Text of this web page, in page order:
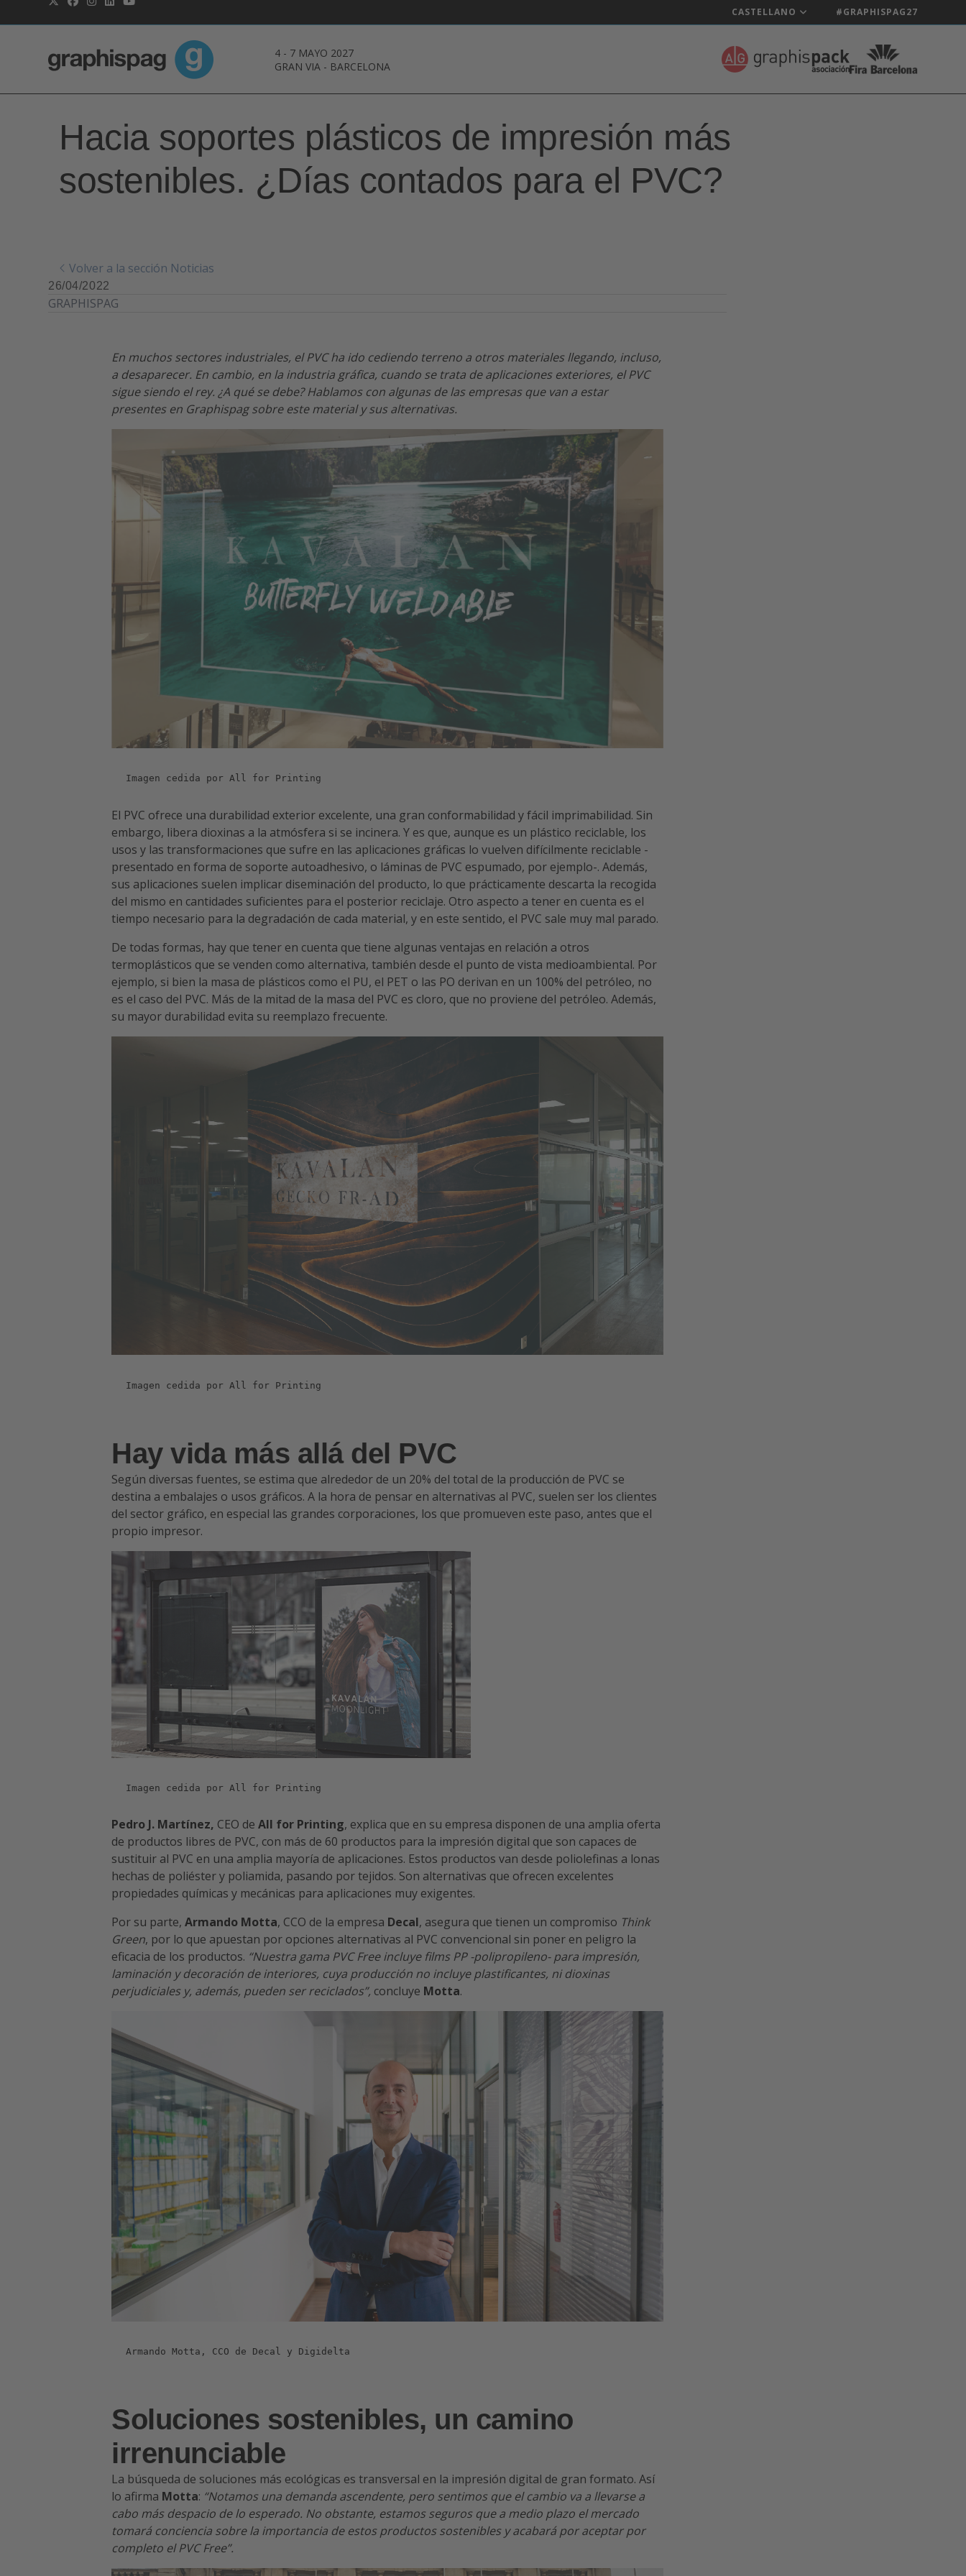
CASTELLANO #GRAPHISPAG27
4- 7 MAYO 2027
GRAN VIA - BARCELONA
Hacia soportes plásticos de impresión más
sostenibles. ¿Días contados para el PVC?
Volver a la sección Noticias
26/04/2022
GRAPHISPAG
En muchos sectores industriales, el PVC ha ido cediendo terreno a otros materiales llegando, incluso,
a desaparecer. En cambio, en la industria gráfica, cuando se trata de aplicaciones exteriores, el PVC
sigue siendo el rey. ¿A qué se debe? Hablamos con algunas de las empresas que van a estar
presentes en Graphispag sobre este material y sus alternativas.
Imagen cedida por All for Printing
El PVC ofrece una durabilidad exterior excelente, una gran conformabilidad y fácil imprimabilidad. Sin
embargo, libera dioxinas a la atmósfera si se incinera. Y es que, aunque es un plástico reciclable, los
usos y las transformaciones que sufre en las aplicaciones gráficas lo vuelven difícilmente reciclable -
presentado en forma de soporte autoadhesivo, o láminas de PVC espumado, por ejemplo-. Además,
sus aplicaciones suelen implicar diseminación del producto, lo que prácticamente descarta la recogida
del mismo en cantidades suficientes para el posterior reciclaje. Otro aspecto a tener en cuenta es el
tiempo necesario para la degradación de cada material, y en este sentido, el PVC sale muy mal parado.
De todas formas, hay que tener en cuenta que tiene algunas ventajas en relación a otros
termoplásticos que se venden como alternativa, también desde el punto de vista medioambiental. Por
ejemplo, si bien la masa de plásticos como el PU, el PET o las PO derivan en un 100% del petróleo, no
es el caso del PVC. Más de la mitad de la masa del PVC es cloro, que no proviene del petróleo. Además,
su mayor durabilidad evita su reemplazo frecuente.
Imagen cedida por All for Printing
Hay vida más allá del PVC
Según diversas fuentes, se estima que alrededor de un 20% del total de la producción de PVC se
destina a embalajes o usos gráficos. A la hora de pensar en alternativas al PVC, suelen ser los clientes
del sector gráfico, en especial las grandes corporaciones, los que promueven este paso, antes que el
propio impresor.
Imagen cedida por All for Printing
Pedro J. Martínez, CEO de All for Printing, explica que en su empresa disponen de una amplia oferta
de productos libres de PVC, con más de 60 productos para la impresión digital que son capaces de
sustituir al PVC en una amplia mayoría de aplicaciones. Estos productos van desde poliolefinas a lonas
hechas de poliéster y poliamida, pasando por tejidos. Son alternativas que ofrecen excelentes
propiedades químicas y mecánicas para aplicaciones muy exigentes.
Por su parte, Armando Motta, CCO de la empresa Decal, asegura que tienen un compromiso Think
Green, por lo que apuestan por opciones alternativas al PVC convencional sin poner en peligro la
eficacia de los productos. “Nuestra gama PVC Free incluye films PP -polipropileno- para impresión,
laminación y decoración de interiores, cuya producción no incluye plastificantes, ni dioxinas
perjudiciales y, además, pueden ser reciclados”, concluye Motta.
Armando Motta, CCO de Decal y Digidelta
Soluciones sostenibles, un camino
irrenunciable
La búsqueda de soluciones más ecológicas es transversal en la impresión digital de gran formato. Así
lo afirma Motta: “Notamos una demanda ascendente, pero sentimos que el cambio va a llevarse a
cabo más despacio de lo esperado. No obstante, estamos seguros que a medio plazo el mercado
tomará conciencia sobre la importancia de estos productos sostenibles y acabará por aceptar por
completo el PVC Free”.